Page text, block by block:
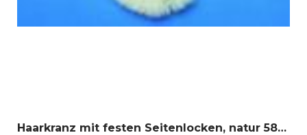
Haarkranz mit festen Seitenlocken, natur 58-30086